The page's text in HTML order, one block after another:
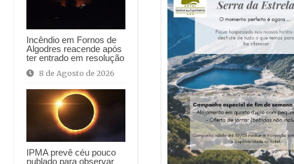
Incêndio em Fornos de
Algodres reacende após
ter entrado em resolução
8 de Agosto de 2026
IPMA prevê céu pouco
nublado para observar